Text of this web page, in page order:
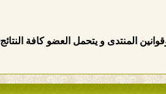
المنتدى و يتحمل العضو كافة